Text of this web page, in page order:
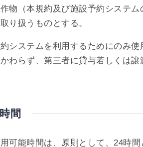
物（本規約及び施設予約システム
り扱うものとする。
システムを利用するためにのみ使
わらず、第三者に貸与若しくは譲
間
可能時間は、原則として、24時